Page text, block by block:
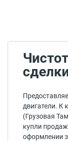
двигатели. К
(Грузовая
купли
оформлении